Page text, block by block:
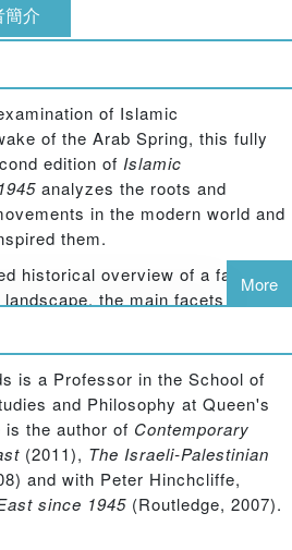
簡介
of Islamic
of the Arab Spring, this fully
edition of Islamic
analyzes the roots and
in the modern world and
them.
historical overview of a fast-
the main facets of
put in a global context, with a
such as:
on Islam
reaction
9/11 era
Islamist movements
More
is a Professor in the School of
and Philosophy at Queen's
the author of Contemporary
(2011), The Israeli-Palestinian
and with Peter Hinchcliffe,
since 1945 (Routledge, 2007).